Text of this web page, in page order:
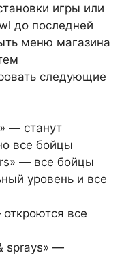
игры или
до последней
меню магазина
следующие
— станут
все бойцы
— все бойцы
уровень и все
все
sprays» —